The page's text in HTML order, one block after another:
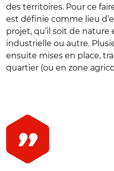
des territoires. Pour ce
est définie comme lieu
projet, qu’il soit de
industrielle ou autre.
ensuite mises en place,
quartier (ou en zone